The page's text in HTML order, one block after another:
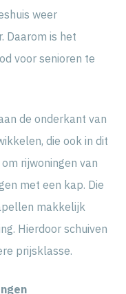
weer
Daarom is het
voor senioren te
de onderkant van
die ook in dit
rijwoningen van
met een kap. Die
makkelijk
Hierdoor schuiven
prijsklasse.